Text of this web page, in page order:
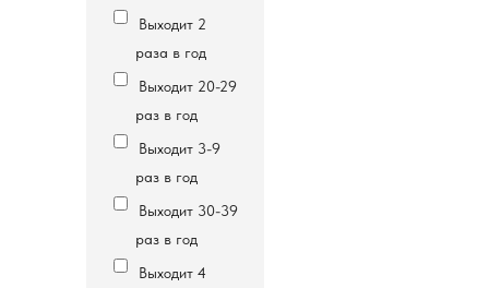
Выходит 2
раза в год
Выходит 20-29
раз в год
Выходит 3-9
раз в год
Выходит 30-39
раз в год
Выходит 4